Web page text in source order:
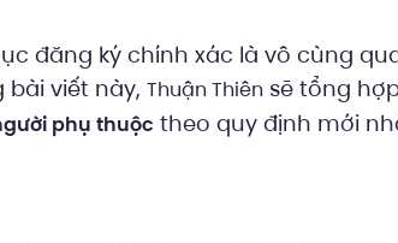
đăng ký chính xác là vô cùng
viết này, Thuận Thiên sẽ tổng
phụ thuộc theo quy định mới